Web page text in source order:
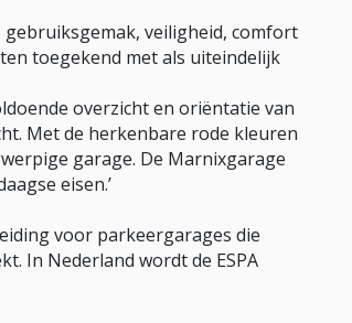
veiligheid, comfort
toegekend met als uiteindelijk
overzicht en oriëntatie van
Met de herkenbare rode kleuren
garage. De Marnixgarage
eisen.’
voor parkeergarages die
In Nederland wordt de ESPA